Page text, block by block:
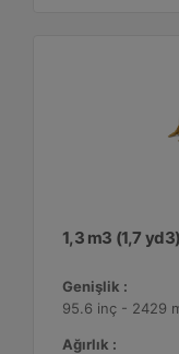
1,3 m3 (1,7
Genişlik :
95.6 inç - 2429
Ağırlık :